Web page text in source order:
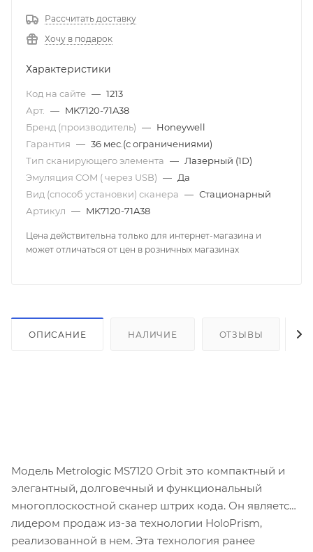
Рассчитать доставку
Хочу в подарок
Характеристики
Код на сайте — 1213
Арт. — MK7120-71A38
Бренд (производитель) — Honeywell
Гарантия — 36 мес.(с ограничениями)
Тип сканирующего элемента — Лазерный (1D)
Эмуляция COM ( через USB) — Да
Вид (способ установки) сканера — Стационарный
Артикул — MK7120-71A38
Цена действительна только для интернет-магазина и
может отличаться от цен в розничных магазинах
ОПИСАНИЕ НАЛИЧИЕ ОТЗЫВЫ
Модель Metrologic MS7120 Orbit это компактный и
элегантный, долговечный и функциональный
многоплоскостной сканер штрих кода. Он является
лидером продаж из-за технологии HoloPrism,
реализованной в нем. Эта технология ранее